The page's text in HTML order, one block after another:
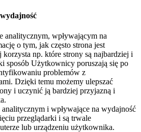
analitycznym, wpływającym na
o tym, jak często strona jest
np. które strony są najbardziej i
sposób Użytkownicy poruszają się po
problemów z
Dzięki temu możemy ulepszać
i uczynić ją bardziej przyjazną i
i wpływające na wydajność
przeglądarki i są trwale
lub urządzeniu użytkownika.